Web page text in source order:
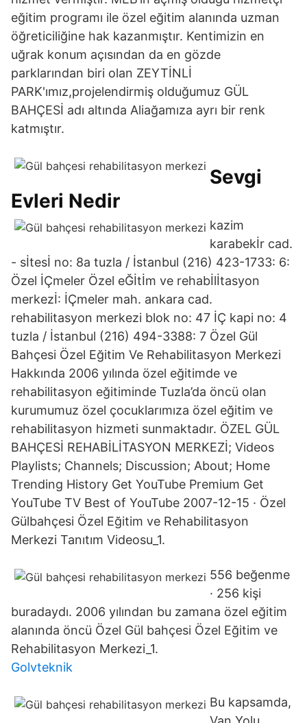
eğitim programı ile özel eğitim alanında uzman
öğreticiliğine hak kazanmıştır. Kentimizin en
uğrak konum açısından da en gözde
parklarından biri olan ZEYTİNLİ
PARK'ımız,projelendirmiş olduğumuz GÜL
BAHÇESİ adı altında Aliağamıza ayrı bir renk
katmıştır.
Sevgi
Evleri Nedir
kazim
karabekİr cad.
- sİtesİ no: 8a tuzla / İstanbul (216) 423-1733: 6:
Özel İÇmeler Özel eĞİtİm ve rehabİlİtasyon
merkezİ: İÇmeler mah. ankara cad.
rehabilitasyon merkezi blok no: 47 İÇ kapi no: 4
tuzla / İstanbul (216) 494-3388: 7 Özel Gül
Bahçesi Özel Eğitim Ve Rehabilitasyon Merkezi
Hakkında 2006 yılında özel eğitimde ve
rehabilitasyon eğitiminde Tuzla’da öncü olan
kurumumuz özel çocuklarımıza özel eğitim ve
rehabilitasyon hizmeti sunmaktadır. ÖZEL GÜL
BAHÇESİ REHABİLİTASYON MERKEZİ; Videos
Playlists; Channels; Discussion; About; Home
Trending History Get YouTube Premium Get
YouTube TV Best of YouTube 2007-12-15 · Özel
Gülbahçesi Özel Eğitim ve Rehabilitasyon
Merkezi Tanıtım Videosu_1.
556 beğenme
· 256 kişi
buradaydı. 2006 yılından bu zamana özel eğitim
alanında öncü Özel Gül bahçesi Özel Eğitim ve
Rehabilitasyon Merkezi_1.
Golvteknik
Bu kapsamda,